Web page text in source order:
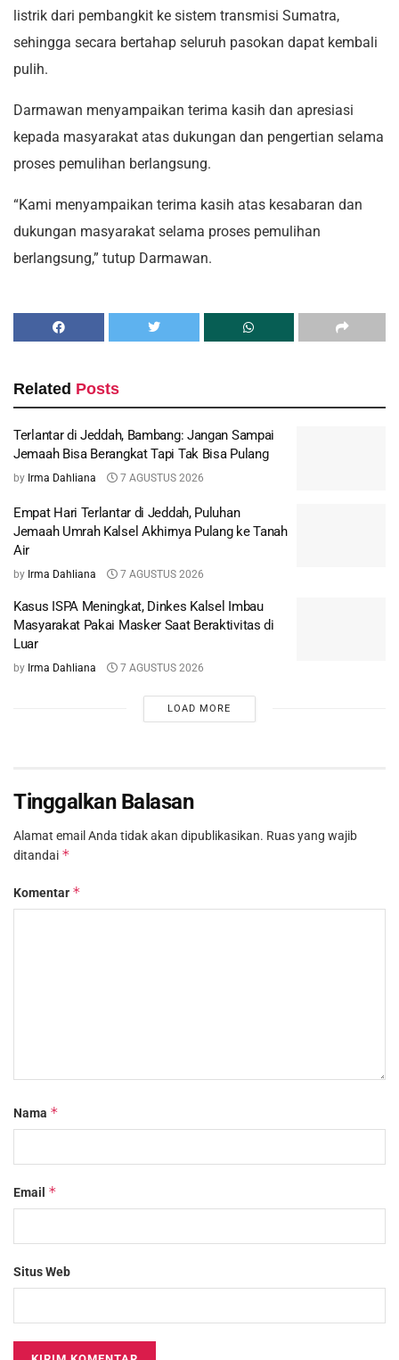
listrik dari pembangkit ke sistem transmisi Sumatra,
sehingga secara bertahap seluruh pasokan dapat kembali
pulih.
Darmawan menyampaikan terima kasih dan apresiasi
kepada masyarakat atas dukungan dan pengertian selama
proses pemulihan berlangsung.
“Kami menyampaikan terima kasih atas kesabaran dan
dukungan masyarakat selama proses pemulihan
berlangsung,” tutup Darmawan.
Related Posts
Terlantar di Jeddah, Bambang: Jangan Sampai
Jemaah Bisa Berangkat Tapi Tak Bisa Pulang
by Irma Dahliana 7 AGUSTUS 2026
Empat Hari Terlantar di Jeddah, Puluhan
Jemaah Umrah Kalsel Akhirnya Pulang ke Tanah
Air
by Irma Dahliana 7 AGUSTUS 2026
Kasus ISPA Meningkat, Dinkes Kalsel Imbau
Masyarakat Pakai Masker Saat Beraktivitas di
Luar
by Irma Dahliana 7 AGUSTUS 2026
LOAD MORE
Tinggalkan Balasan
Alamat email Anda tidak akan dipublikasikan. Ruas yang wajib
ditandai *
Komentar *
Nama *
Email *
Situs Web